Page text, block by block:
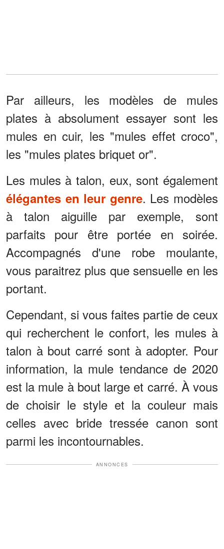
Par ailleurs, les modèles de mules
plates à absolument essayer sont les
mules en cuir, les "mules effet croco",
les "mules plates briquet or".
Les mules à talon, eux, sont également
élégantes en leur genre. Les modèles
à talon aiguille par exemple, sont
parfaits pour être portée en soirée.
Accompagnés d'une robe moulante,
vous paraitrez plus que sensuelle en les
portant.
Cependant, si vous faites partie de ceux
qui recherchent le confort, les mules à
talon à bout carré sont à adopter. Pour
information, la mule tendance de 2020
est la mule à bout large et carré. À vous
de choisir le style et la couleur mais
celles avec bride tressée canon sont
parmi les incontournables.
ANNONCES